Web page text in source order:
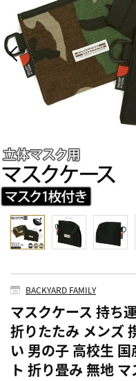
BACKYARD FAMILY
マスクケース 持ち
折りたたみ メンズ
い 男の子 高校生
ト 折り畳み 無地